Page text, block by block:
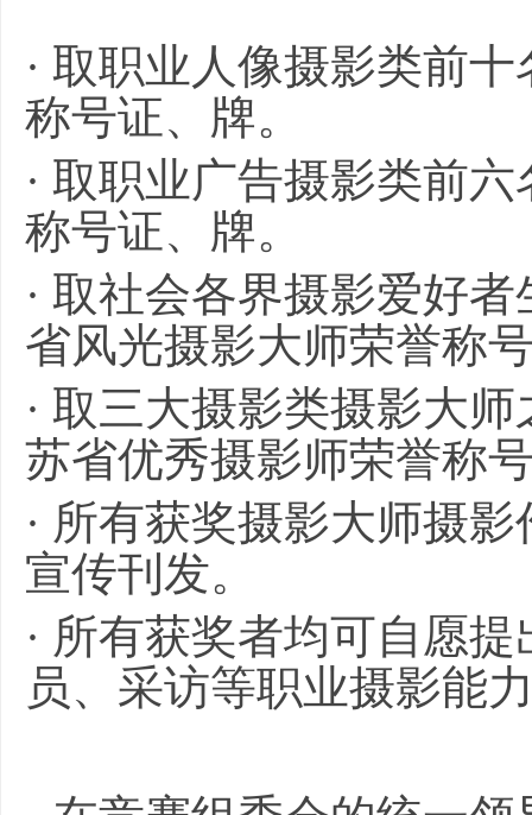
· 取职业人像摄影类前
称号证、牌。
· 取职业广告摄影类前
称号证、牌。
· 取社会各界摄影爱好
省风光摄影大师荣誉称
· 取三大摄影类摄影大
苏省优秀摄影师荣誉称
· 所有获奖摄影大师摄
宣传刊发。
· 所有获奖者均可自愿
员、采访等职业摄影能